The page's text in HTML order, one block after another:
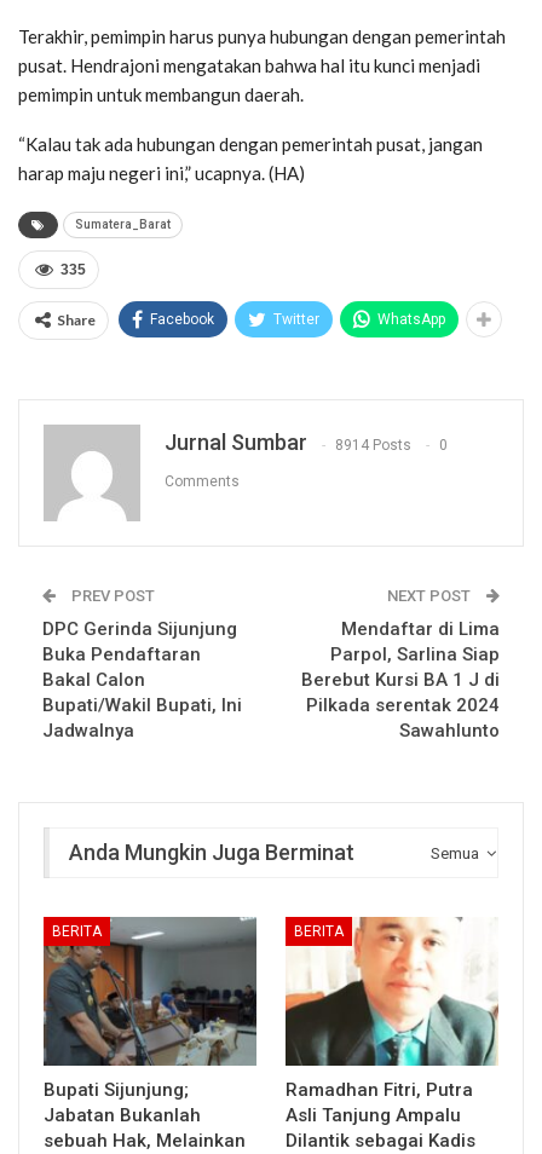
Terakhir, pemimpin harus punya hubungan dengan pemerintah
pusat. Hendrajoni mengatakan bahwa hal itu kunci menjadi
pemimpin untuk membangun daerah.
“Kalau tak ada hubungan dengan pemerintah pusat, jangan
harap maju negeri ini,” ucapnya. (HA)
Sumatera_Barat
335
Share Facebook Twitter WhatsApp
Jurnal Sumbar 8914 Posts 0
Comments
PREV POST
DPC Gerinda Sijunjung
Buka Pendaftaran
Bakal Calon
Bupati/Wakil Bupati, Ini
Jadwalnya
NEXT POST
Mendaftar di Lima
Parpol, Sarlina Siap
Berebut Kursi BA 1 J di
Pilkada serentak 2024
Sawahlunto
Semua
Anda Mungkin Juga Berminat
BERITA
Bupati Sijunjung;
Jabatan Bukanlah
sebuah Hak, Melainkan
BERITA
Ramadhan Fitri, Putra
Asli Tanjung Ampalu
Dilantik sebagai Kadis